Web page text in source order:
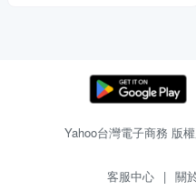
Yahoo台灣電子商務 版
客服中心 | 關